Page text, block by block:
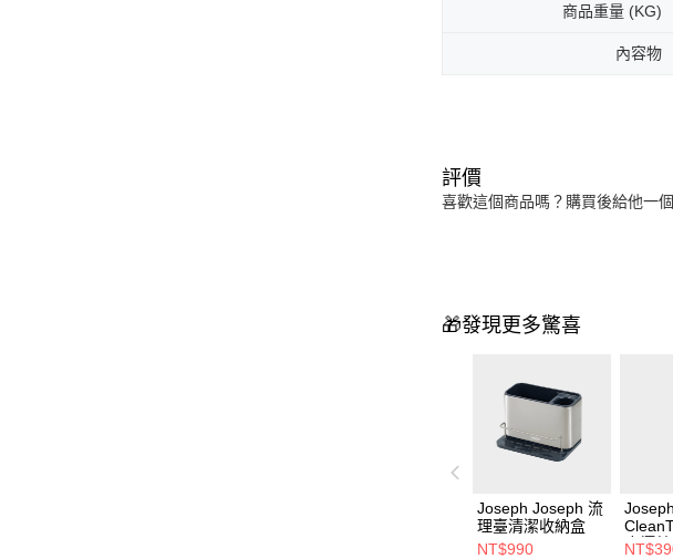
商品重量 (KG)
內容物
評價
喜歡這個商品嗎？購買後給他一
🎁發現更多驚喜
Joseph Joseph 流
理臺清潔收納盒
NT$990
塵撢替